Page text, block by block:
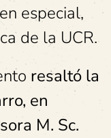
especial,
de la UCR.
resaltó la
en
M. Sc.